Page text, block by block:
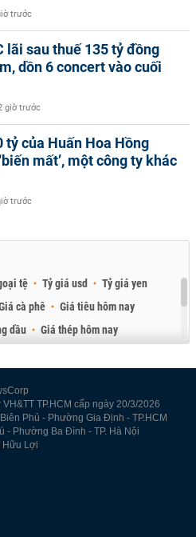
trước
lãi sau thuế 135 tỷ đồng
dồn 6 concert vào cuối
giờ trước
tỷ của Huấn Hoa Hồng
mất’, một công ty khác
trước
tệ Tỷ giá usd
Tỷ giá yen
cà phê
Giá tiêu hôm nay
dầu
Giá thép hôm nay
TP.HCM cấp ngày 20/3/2026
Phủ - Phường Gia Định - TP.HCM
- Phường Ba Đình - TP. Hà Nội
Hữu Lợi